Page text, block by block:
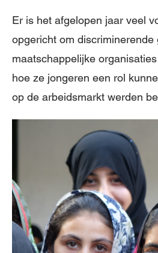
Er is het afgelopen jaar veel
opgericht om
maatschappelijke
hoe ze jongeren een rol
op de arbeidsmarkt werden